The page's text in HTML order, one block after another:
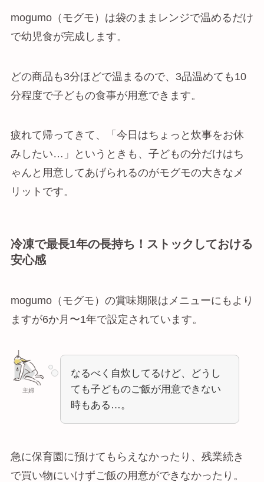
mogumo（モグモ）は袋のままレンジで温めるだけ
で幼児食が完成します。
どの商品も3分ほどで温まるので、3品温めても10
分程度で子どもの食事が用意できます。
疲れて帰ってきて、「今日はちょっと炊事をお休
みしたい…」というときも、子どもの分だけはち
ゃんと用意してあげられるのがモグモの大きなメ
リットです。
冷凍で最長1年の長持ち！ストックしておける
安心感
mogumo（モグモ）の賞味期限はメニューにもより
ますが6か月〜1年で設定されています。
主婦
なるべく自炊してるけど、どうし
ても子どものご飯が用意できない
時もある…。
急に保育園に預けてもらえなかったり、残業続き
で買い物にいけずご飯の用意ができなかったり。